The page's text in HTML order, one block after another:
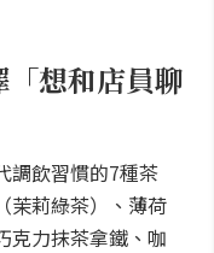
想和店員聊
調飲習慣的7種茶
茉莉綠茶）、薄荷
克力抹茶拿鐵、咖